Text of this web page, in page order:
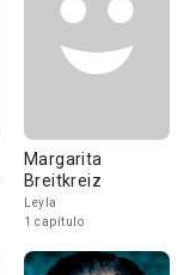
Margarita
Breitkreiz
Leyla
1 capítulo